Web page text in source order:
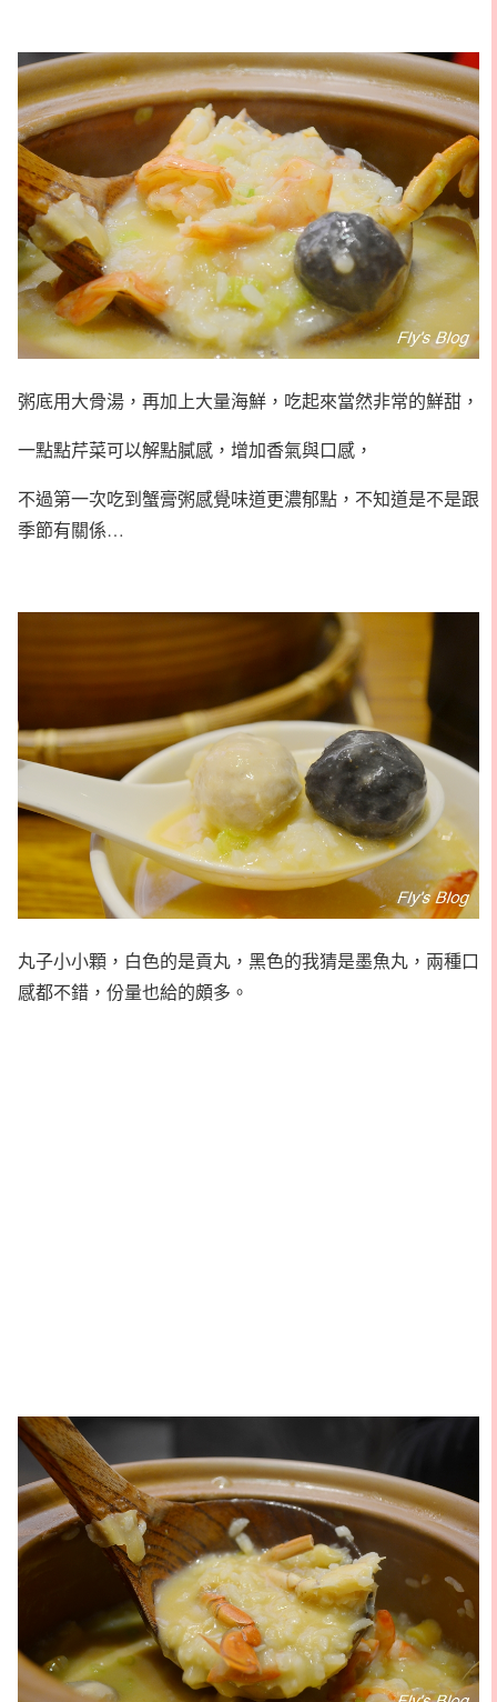
粥底用大骨湯，再加上大量海鮮，吃起來當然非常的鮮甜，
一點點芹菜可以解點膩感，增加香氣與口感，
不過第一次吃到蟹膏粥感覺味道更濃郁點，不知道是不是跟
季節有關係…
丸子小小顆，白色的是貢丸，黑色的我猜是墨魚丸，兩種口
感都不錯，份量也給的頗多。